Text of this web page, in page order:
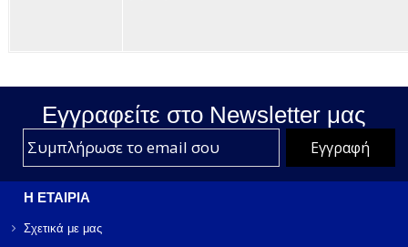
Εγγραφείτε στο Νewsletter μας
Η ΕΤΑΙΡΙΑ
Σχετικά με μας